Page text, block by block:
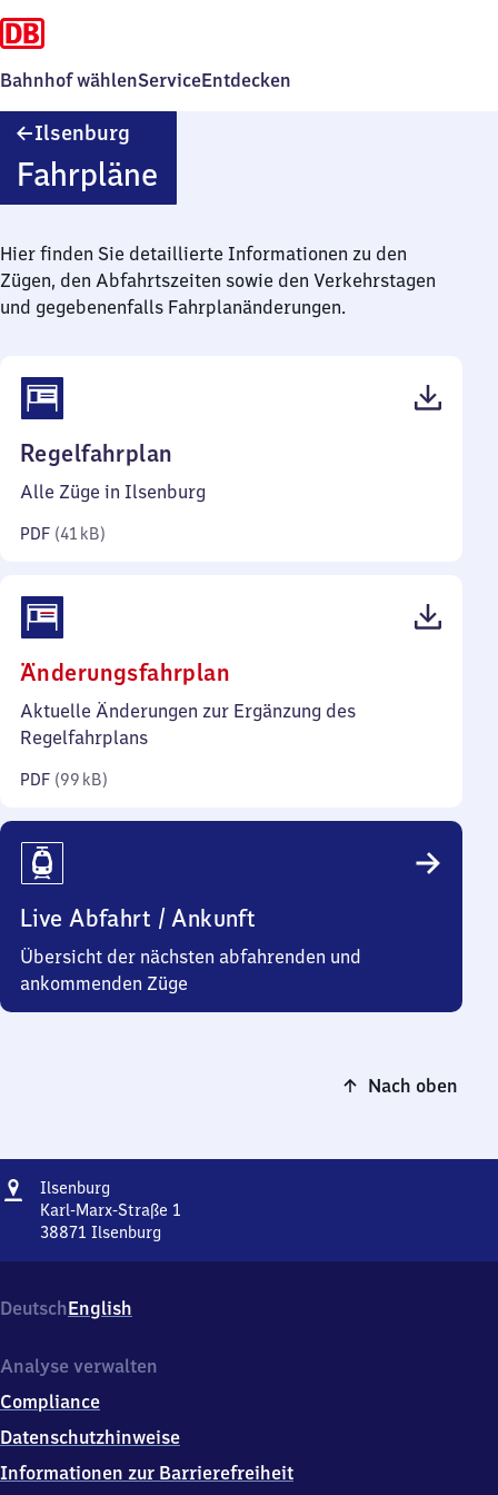
Bahnhof wählenServiceEntdecken
Ilsenburg
Fahrpläne
Hier finden Sie detaillierte Informationen zu den
Zügen, den Abfahrtszeiten sowie den Verkehrstagen
und gegebenenfalls Fahrplanänderungen.
Regelfahrplan
41
Alle Züge in Ilsenburg
PDF (41 kB)
Änderungsfahrplan
99
Aktuelle Änderungen zur Ergänzung des
Regelfahrplans
PDF (99 kB)
Live Abfahrt / Ankunft
Übersicht der nächsten abfahrenden und
ankommenden Züge
Nach oben
Adresse
Ilsenburg
Karl-Marx-Straße 1
38871 Ilsenburg
Marx-
Straße
3
8
7
Ilsenburg
DeutschEnglish
Analyse verwalten
Compliance
Datenschutzhinweise
Informationen zur Barrierefreiheit